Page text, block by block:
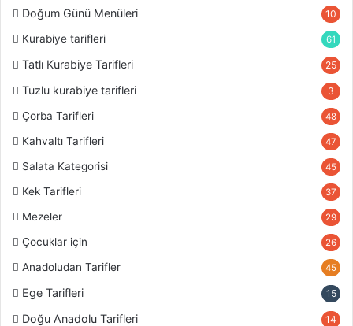
Doğum Günü Menüleri 10
Kurabiye tarifleri 61
Tatlı Kurabiye Tarifleri 25
Tuzlu kurabiye tarifleri 3
Çorba Tarifleri 48
Kahvaltı Tarifleri 47
Salata Kategorisi 45
Kek Tarifleri 37
Mezeler 29
Çocuklar için 26
Anadoludan Tarifler 45
Ege Tarifleri 15
Doğu Anadolu Tarifleri 14